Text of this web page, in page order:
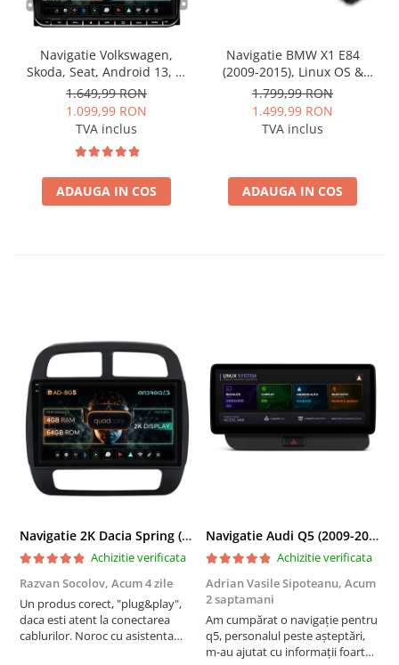
Navigatie Volkswagen,
Skoda, Seat, Android 13, S-
Quadcore / 4GB RAM +
64GB ROM, 9 Inch - AD-
BGSW94L
1.649,99 RON
1.099,99 RON
TVA inclus
ADAUGA IN COS
Navigatie BMW X1 E84
(2009-2015), Linux OS &
OEM, Varianta iDrive,
CarPlay & Android Auto
Wireless, MirrorLink,
BGRKITBM004
1.799,99 RON
1.499,99 RON
TVA inclus
ADAUGA IN COS
Navigatie 2K Dacia Spring (2021- Prezent), Android, S-Quadcore / 4GB RAM + 64GB ROM, 9.5 Inch - AD-BGS90042K+AD-BGRKIT366V4s
Achizitie verificata
Razvan Socolov, Acum 4 zile
Un produs corect, "plug&play",
daca esti atent la conectarea
cablurilor. Noroc cu asistenta
Navigatie Audi Q5 (2009-2017), Linux OS & OEM, MMI 3G, CarPlay & Android Auto Wireless, MirrorLink, Camera AHD, 12.3 Inch - AD-BGAALNXH+AD-BGRKITQ5002
Achizitie verificata
Adrian Vasile Sipoteanu, Acum
2 saptamani
Am cumpărat o navigație pentru
q5, personalul peste așteptări,
m-au ajutat cu informații foarte